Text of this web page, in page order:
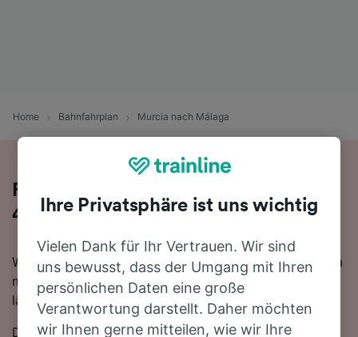
Home Bahnfahrplan Murcia nach Málaga
Reisen Sie mit dem Zug in 10 Stunden
47 Minuten von Murcia nach Málaga
Wenn Sie mehr über die Reise von Murcia nach Málaga
mit dem Zug erfahren möchten, suchen Sie nicht
länger!
Die schnellste Reisezeit auf dieser Strecke beträgt 10
Ihre Privatsphäre ist uns wichtig
Vielen Dank für Ihr Vertrauen. Wir sind
uns bewusst, dass der Umgang mit Ihren
persönlichen Daten eine große
Verantwortung darstellt. Daher möchten
wir Ihnen gerne mitteilen, wie wir Ihre